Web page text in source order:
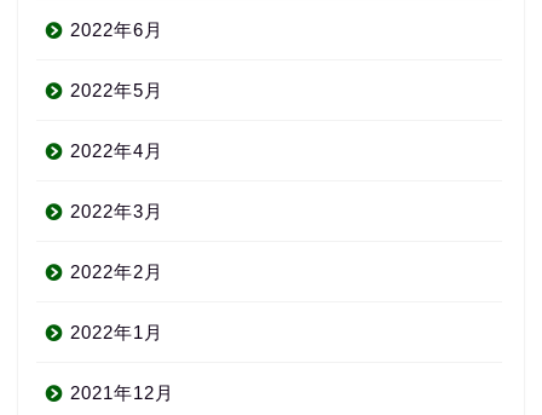
2022年6月
2022年5月
2022年4月
2022年3月
2022年2月
2022年1月
2021年12月